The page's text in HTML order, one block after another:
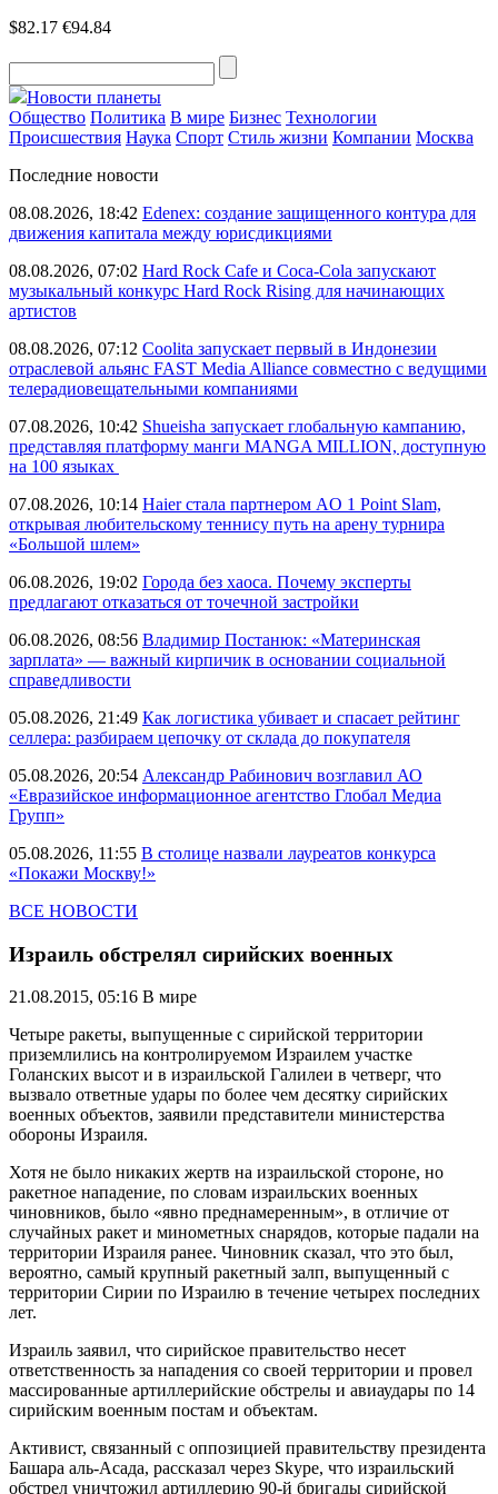
$82.17 €94.84
Новости планеты
Общество Политика В мире Бизнес Технологии
Происшествия Наука Спорт Стиль жизни Компании Москва
Последние новости
08.08.2026, 18:42 Edenex: создание защищенного контура для
движения капитала между юрисдикциями
08.08.2026, 07:02 Hard Rock Cafe и Coca-Cola запускают
музыкальный конкурс Hard Rock Rising для начинающих
артистов
08.08.2026, 07:12 Coolita запускает первый в Индонезии
отраслевой альянс FAST Media Alliance совместно с ведущими
телерадиовещательными компаниями
07.08.2026, 10:42 Shueisha запускает глобальную кампанию,
представляя платформу манги MANGA MILLION, доступную
на 100 языках
07.08.2026, 10:14 Haier стала партнером AO 1 Point Slam,
открывая любительскому теннису путь на арену турнира
«Большой шлем»
06.08.2026, 19:02 Города без хаоса. Почему эксперты
предлагают отказаться от точечной застройки
06.08.2026, 08:56 Владимир Постанюк: «Материнская
зарплата» — важный кирпичик в основании социальной
справедливости
05.08.2026, 21:49 Как логистика убивает и спасает рейтинг
селлера: разбираем цепочку от склада до покупателя
05.08.2026, 20:54 Александр Рабинович возглавил АО
«Евразийское информационное агентство Глобал Медиа
Групп»
05.08.2026, 11:55 В столице назвали лауреатов конкурса
«Покажи Москву!»
ВСЕ НОВОСТИ
Израиль обстрелял сирийских военных
21.08.2015, 05:16 В мире
Четыре ракеты, выпущенные с сирийской территории
приземлились на контролируемом Израилем участке
Голанских высот и в израильской Галилеи в четверг, что
вызвало ответные удары по более чем десятку сирийских
военных объектов, заявили представители министерства
обороны Израиля.
Хотя не было никаких жертв на израильской стороне, но
ракетное нападение, по словам израильских военных
чиновников, было «явно преднамеренным», в отличие от
случайных ракет и минометных снарядов, которые падали на
территории Израиля ранее. Чиновник сказал, что это был,
вероятно, самый крупный ракетный залп, выпущенный с
территории Сирии по Израилю в течение четырех последних
лет.
Израиль заявил, что сирийское правительство несет
ответственность за нападения со своей территории и провел
массированные артиллерийские обстрелы и авиаудары по 14
сирийским военным постам и объектам.
Активист, связанный с оппозицией правительству президента
Башара аль-Асада, рассказал через Skype, что израильский
обстрел уничтожил артиллерию 90-й бригады сирийской